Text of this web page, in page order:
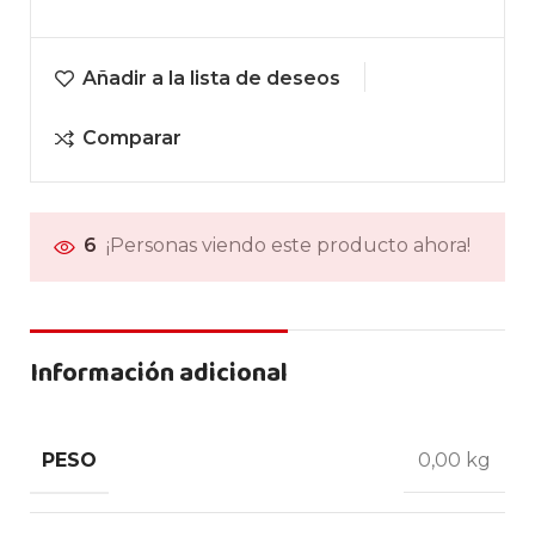
Añadir a la lista de deseos
Comparar
6 ¡Personas viendo este producto ahora!
Información adicional
PESO 0,00 kg